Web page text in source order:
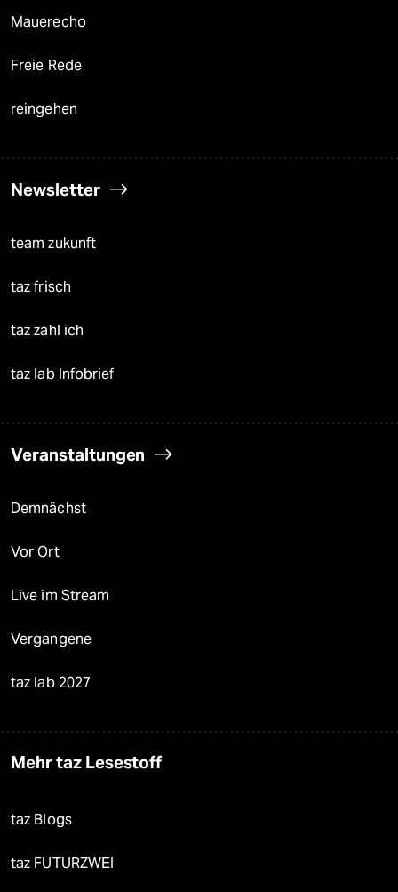
Mauerecho
Freie Rede
reingehen
Newsletter
team zukunft
taz frisch
taz zahl ich
taz lab Infobrief
Veranstaltungen
Demnächst
Vor Ort
Live im Stream
Vergangene
taz lab 2027
Mehr taz Lesestoff
taz Blogs
taz FUTURZWEI